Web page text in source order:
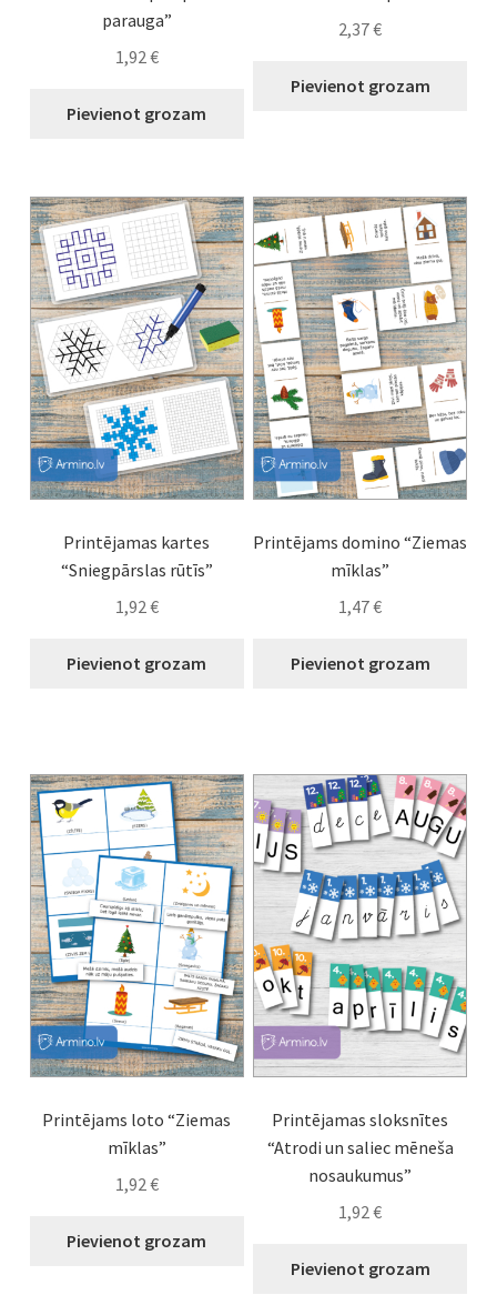
parauga”
1,92€
Pievienot grozam
2,37€
Pievienot grozam
Printējamas kartes
“Sniegpārslas rūtīs”
1,92€
Pievienot grozam
Printējams domino “Ziemas
mīklas”
1,47€
Pievienot grozam
Printējams loto “Ziemas
mīklas”
1,92€
Pievienot grozam
Printējamas sloksnītes
“Atrodi un saliec mēneša
nosaukumus”
1,92€
Pievienot grozam